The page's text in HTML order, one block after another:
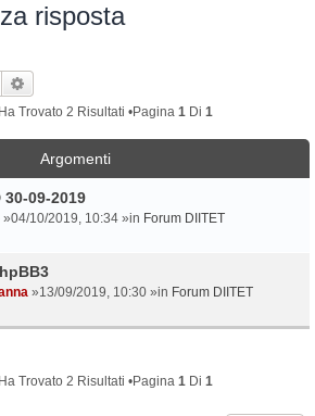
risposta
Cerca
Trovato 2 Risultati •Pagina 1 Di 1
Argomenti
09-2019
»04/10/2019, 10:34 »in Forum DIITET
»13/09/2019, 10:30 »in Forum DIITET
Trovato 2 Risultati •Pagina 1 Di 1